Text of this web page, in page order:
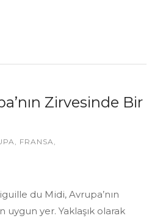
Zirvesinde Bir
, FRANSA,
du Midi, Avrupa’nın
yer. Yaklaşık olarak